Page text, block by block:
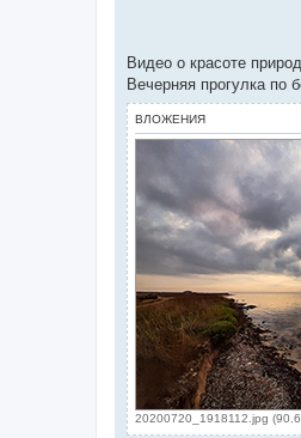
Видео о красоте
Вечерняя прогулка по
ВЛОЖЕНИЯ
20200720_1918112.jpg